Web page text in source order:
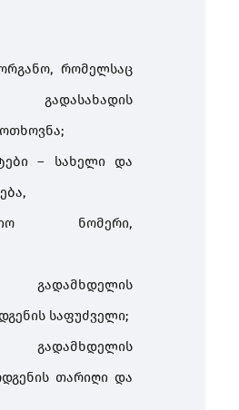
, რომელსაც
გადასახადის
;
– სახელი
და
,
ნომერი,
გადამხდელის
საფუძველი;
გადამხდელის
თარიღი და